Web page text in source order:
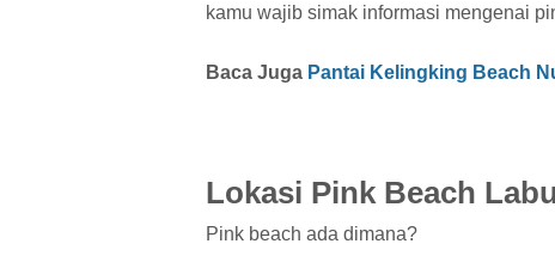
kamu wajib simak informasi mengenai
Baca Juga Pantai Kelingking Beach
Lokasi Pink Beach
Pink beach ada dimana?